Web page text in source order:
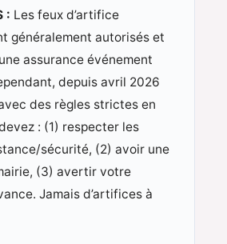
: Les feux d’artifice
généralement autorisés et
assurance événement
depuis avril 2026
des règles strictes en
: (1) respecter les
sécurité, (2) avoir une
(3) avertir votre
Jamais d’artifices à